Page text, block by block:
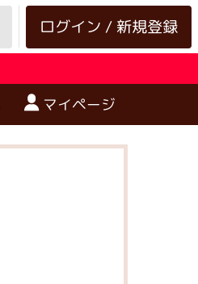
ログイン / 新規登録
マイページ